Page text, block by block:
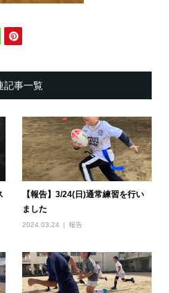
記事一覧
【報告】3/24(日)通常練習を行い
ました
2024.03.24 報告